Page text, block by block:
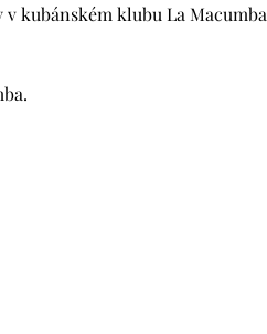
kubánském klubu La Macumba